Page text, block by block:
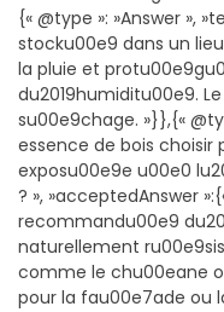
{« @type »: »Answer »,
stocku00e9 dans un
la pluie et
du2019humiditu00e9.
su00e9chage. »}},{«
essence de bois
exposu00e9e u00e0
? », »acceptedAnswer
recommandu00e9
naturellement
comme le chu00eane
pour la fau00e7ade ou